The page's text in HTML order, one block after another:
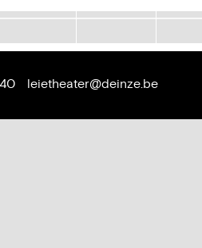
E-
leietheater@deinze.be